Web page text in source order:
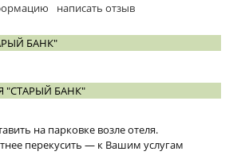
написать отзыв
БАНК"
"СТАРЫЙ БАНК"
на парковке возле отеля.
перекусить — к Вашим услугам